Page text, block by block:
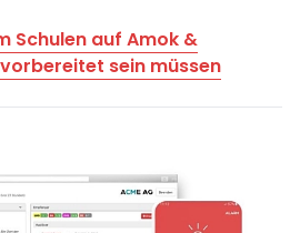
Schulen auf Amok &
sein müssen